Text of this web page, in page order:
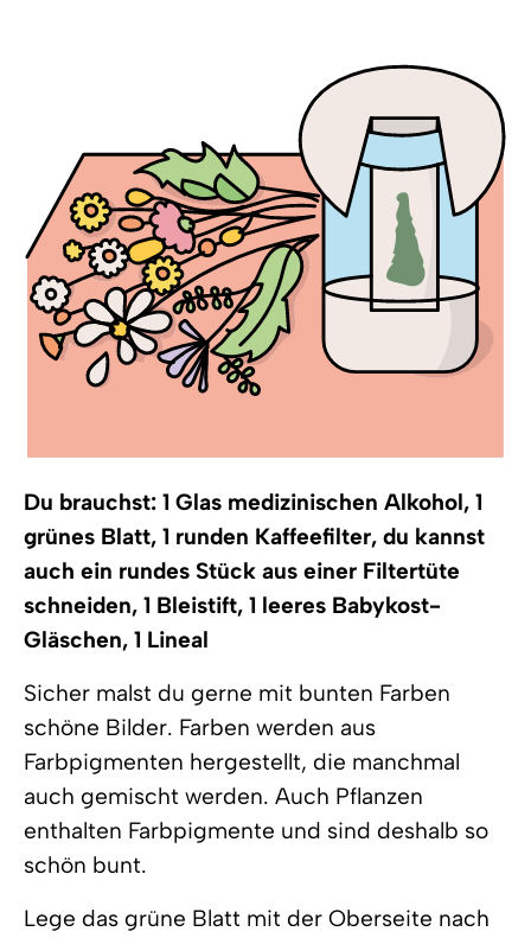
Du brauchst: 1 Glas medizinischen Alkohol, 1
grünes Blatt, 1 runden Kaffeefilter, du kannst
auch ein rundes Stück aus einer Filtertüte
schneiden, 1 Bleistift, 1 leeres Babykost-
Gläschen, 1 Lineal
Sicher malst du gerne mit bunten Farben
schöne Bilder. Farben werden aus
Farbpigmenten hergestellt, die manchmal
auch gemischt werden. Auch Pflanzen
enthalten Farbpigmente und sind deshalb so
schön bunt.
Lege das grüne Blatt mit der Oberseite nach